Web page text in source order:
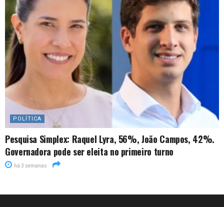
POLÍTICA
Pesquisa Simplex: Raquel Lyra, 56%, João Campos, 42%.
Governadora pode ser eleita no primeiro turno
há 3 semanas